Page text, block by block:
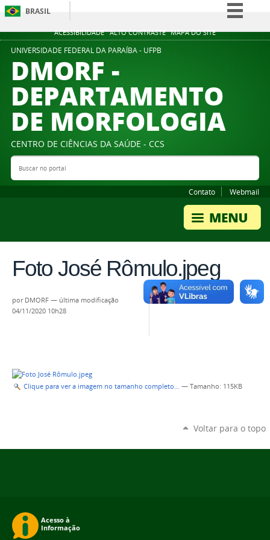
ACESSIBILIDADE ALTO CONTRASTE MAPA DO SITE
BRASIL
Simplifique!
Acesso à informação
Legislação
Canais
UNIVERSIDADE FEDERAL DA PARAÍBA - UFPB
DMORF -
DEPARTAMENTO
DE MORFOLOGIA
CENTRO DE CIÊNCIAS DA SAÚDE - CCS
Buscar no portal
Contato Webmail
Foto José Rômulo.jpeg
por DMORF — última modificação
04/11/2020 10h28
Clique para ver a imagem no tamanho completo… — Tamanho: 115KB
Voltar para o topo